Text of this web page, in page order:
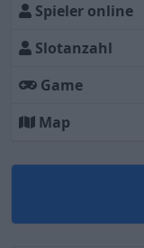
Spieler online
Slotanzahl
Game
Map